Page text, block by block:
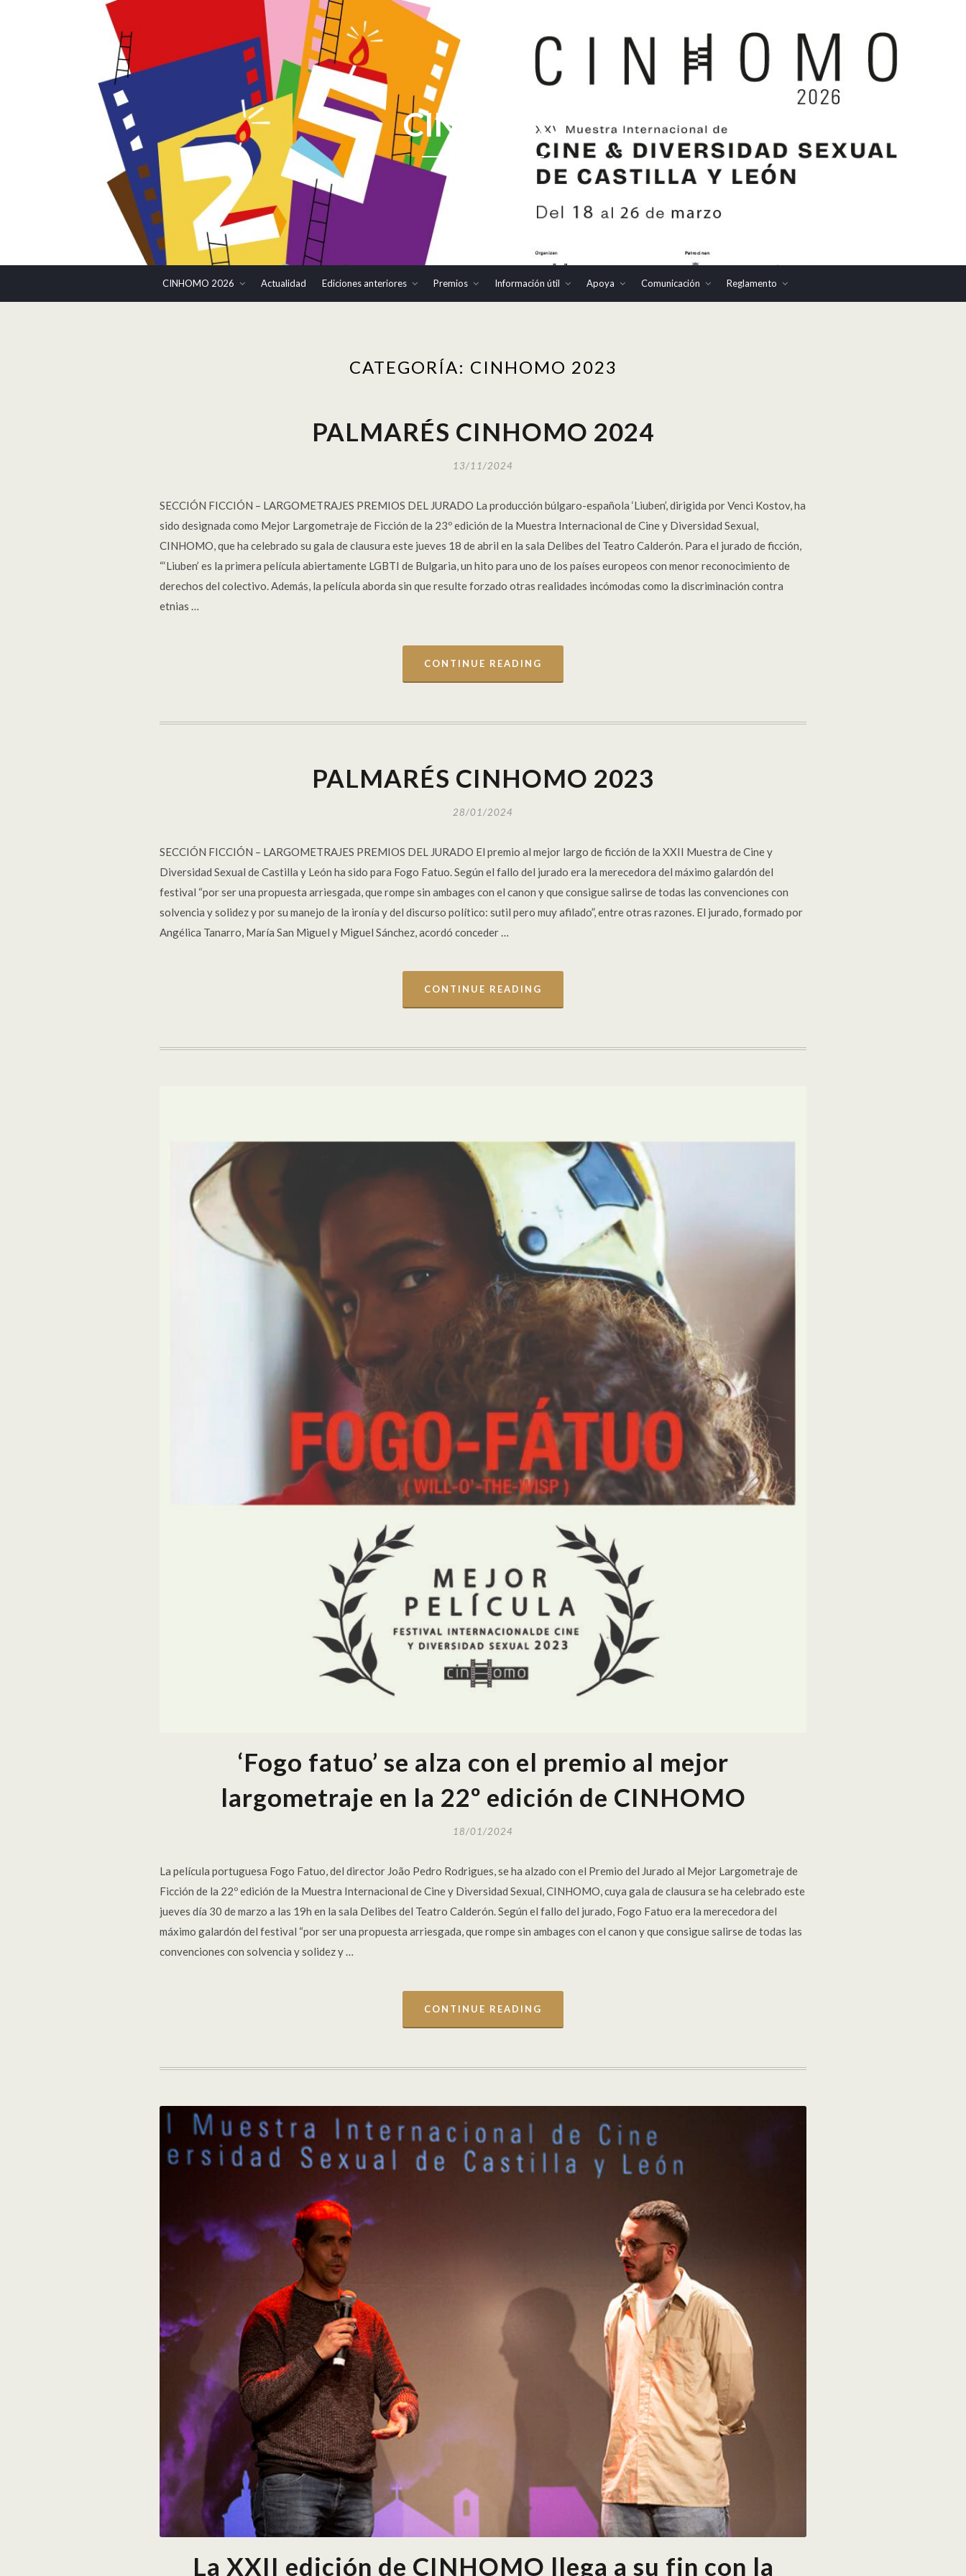
CINHOMO
CINHOMO 2026 Actualidad Ediciones anteriores Premios Información útil Apoya Comunicación Reglamento
CATEGORÍA: CINHOMO 2023
PALMARÉS CINHOMO 2024
13/11/2024
SECCIÓN FICCIÓN – LARGOMETRAJES PREMIOS DEL JURADO La producción búlgaro-española ‘Liuben’, dirigida por Venci Kostov, ha
sido designada como Mejor Largometraje de Ficción de la 23º edición de la Muestra Internacional de Cine y Diversidad Sexual,
CINHOMO, que ha celebrado su gala de clausura este jueves 18 de abril en la sala Delibes del Teatro Calderón. Para el jurado de ficción,
“‘Liuben’ es la primera película abiertamente LGBTI de Bulgaria, un hito para uno de los países europeos con menor reconocimiento de
derechos del colectivo. Además, la película aborda sin que resulte forzado otras realidades incómodas como la discriminación contra
etnias …
CONTINUE READING
PALMARÉS CINHOMO 2023
28/01/2024
SECCIÓN FICCIÓN – LARGOMETRAJES PREMIOS DEL JURADO El premio al mejor largo de ficción de la XXII Muestra de Cine y
Diversidad Sexual de Castilla y León ha sido para Fogo Fatuo. Según el fallo del jurado era la merecedora del máximo galardón del
festival “por ser una propuesta arriesgada, que rompe sin ambages con el canon y que consigue salirse de todas las convenciones con
solvencia y solidez y por su manejo de la ironía y del discurso político: sutil pero muy afilado”, entre otras razones. El jurado, formado por
Angélica Tanarro, María San Miguel y Miguel Sánchez, acordó conceder …
CONTINUE READING
‘Fogo fatuo’ se alza con el premio al mejor
largometraje en la 22º edición de CINHOMO
18/01/2024
La película portuguesa Fogo Fatuo, del director João Pedro Rodrigues, se ha alzado con el Premio del Jurado al Mejor Largometraje de
Ficción de la 22º edición de la Muestra Internacional de Cine y Diversidad Sexual, CINHOMO, cuya gala de clausura se ha celebrado este
jueves día 30 de marzo a las 19h en la sala Delibes del Teatro Calderón. Según el fallo del jurado, Fogo Fatuo era la merecedora del
máximo galardón del festival “por ser una propuesta arriesgada, que rompe sin ambages con el canon y que consigue salirse de todas las
convenciones con solvencia y solidez y …
CONTINUE READING
La XXII edición de CINHOMO llega a su fin con la